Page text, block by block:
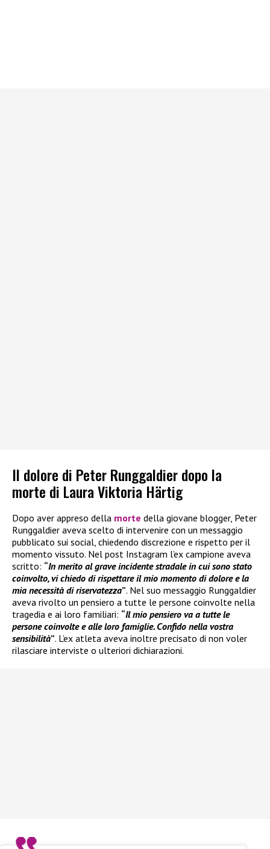
Il dolore di Peter Runggaldier dopo la
morte di Laura Viktoria Härtig
Dopo aver appreso della morte della giovane blogger, Peter
Runggaldier aveva scelto di intervenire con un messaggio
pubblicato sui social, chiedendo discrezione e rispetto per il
momento vissuto. Nel post Instagram l’ex campione aveva
scritto: “In merito al grave incidente stradale in cui sono stato
coinvolto, vi chiedo di rispettare il mio momento di dolore e la
mia necessità di riservatezza”. Nel suo messaggio Runggaldier
aveva rivolto un pensiero a tutte le persone coinvolte nella
tragedia e ai loro familiari: “Il mio pensiero va a tutte le
persone coinvolte e alle loro famiglie. Confido nella vostra
sensibilità”. L’ex atleta aveva inoltre precisato di non voler
rilasciare interviste o ulteriori dichiarazioni.